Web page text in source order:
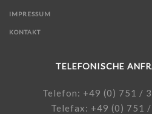
IMPRESSUM
KONTAKT
TELEFONISCHE
Telefon: +49 (0) 751 /
Telefax: +49 (0) 751